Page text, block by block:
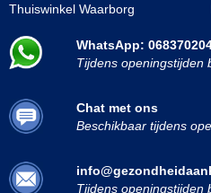
Thuiswinkel Waarborg
WhatsApp:
Tijdens openingstijden
Chat met ons
Beschikbaar tijdens
Tijdens openingstijden